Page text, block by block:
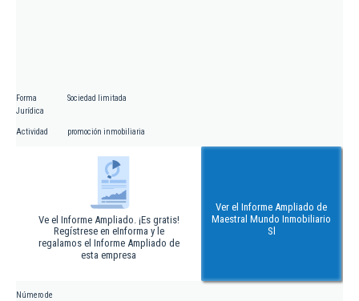
Forma
Jurídica
Sociedad limitada
Actividad promoción inmobiliaria
Ve el Informe Ampliado. ¡Es gratis!
Regístrese en eInforma y le
regalamos el Informe Ampliado de
esta empresa
Ver el Informe Ampliado de
Maestral Mundo Inmobiliario
Sl
Número de